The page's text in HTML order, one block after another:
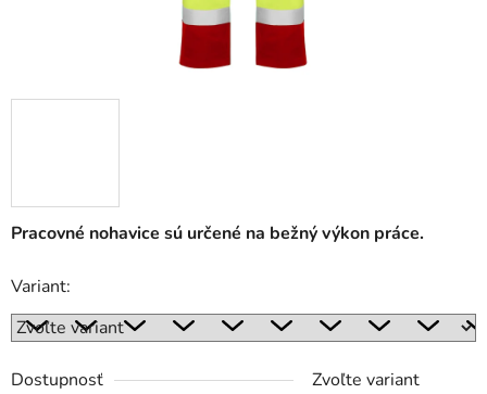
Pracovné nohavice sú určené na bežný výkon práce.
Variant:
Dostupnosť Zvoľte variant